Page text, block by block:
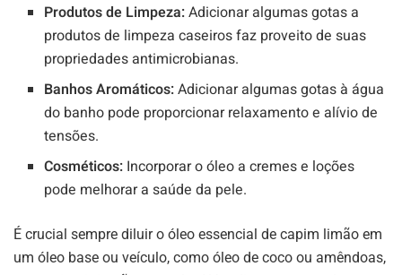
Produtos de Limpeza:Adicionar algumas gotas a
produtos de limpeza caseiros faz proveito de suas
propriedades antimicrobianas.
Banhos Aromáticos:Adicionar algumas gotas à água
do banho pode proporcionar relaxamento e alívio de
tensões.
Cosméticos: Incorporar o óleo a cremes e loções
pode melhorar a saúde da pele.
É crucial sempre diluir o óleo essencial de capim limão em
um óleo base ou veículo, como óleo de coco ou amêndoas,